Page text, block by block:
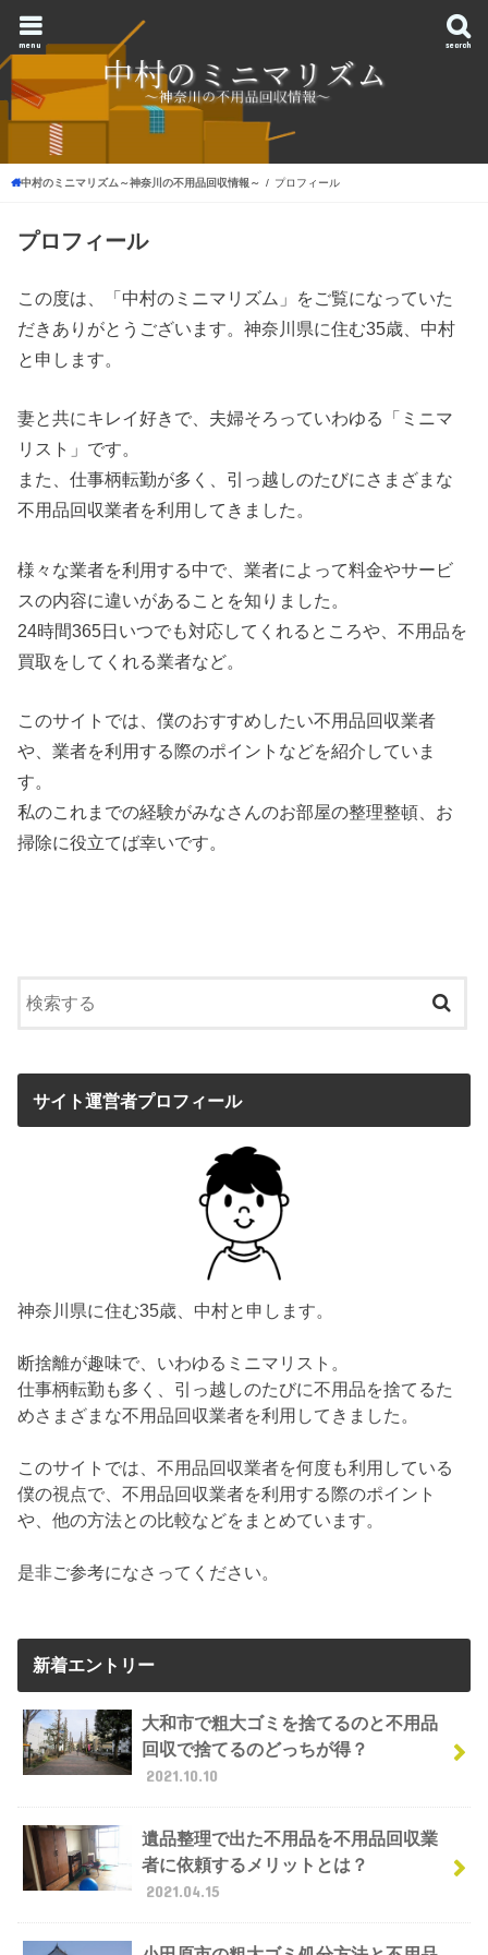
search
menu
中村のミニマリズム～神奈川の不用品回収情報～ プロフィール
プロフィール
この度は、「中村のミニマリズム」をご覧になっていた
だきありがとうございます。神奈川県に住む35歳、中村
と申します。
妻と共にキレイ好きで、夫婦そろっていわゆる「ミニマ
リスト」です。
また、仕事柄転勤が多く、引っ越しのたびにさまざまな
不用品回収業者を利用してきました。
様々な業者を利用する中で、業者によって料金やサービ
スの内容に違いがあることを知りました。
24時間365日いつでも対応してくれるところや、不用品を
買取をしてくれる業者など。
このサイトでは、僕のおすすめしたい不用品回収業者
や、業者を利用する際のポイントなどを紹介していま
す。
私のこれまでの経験がみなさんのお部屋の整理整頓、お
掃除に役立てば幸いです。
サイト運営者プロフィール
神奈川県に住む35歳、中村と申します。
断捨離が趣味で、いわゆるミニマリスト。
仕事柄転勤も多く、引っ越しのたびに不用品を捨てるた
めさまざまな不用品回収業者を利用してきました。
このサイトでは、不用品回収業者を何度も利用している
僕の視点で、不用品回収業者を利用する際のポイント
や、他の方法との比較などをまとめています。
是非ご参考になさってください。
新着エントリー
大和市で粗大ゴミを捨てるのと不用品
回収で捨てるのどっちが得？
2021.10.10
遺品整理で出た不用品を不用品回収業
者に依頼するメリットとは？
2021.04.15